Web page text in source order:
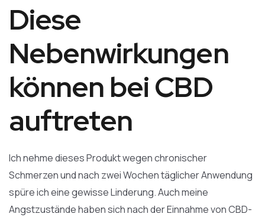
Diese
Nebenwirkungen
können bei CBD
auftreten
Ich nehme dieses Produkt wegen chronischer
Schmerzen und nach zwei Wochen täglicher Anwendung
spüre ich eine gewisse Linderung. Auch meine
Angstzustände haben sich nach der Einnahme von CBD-